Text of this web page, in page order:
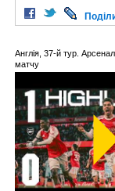
Англія, 37-й тур.
матчу